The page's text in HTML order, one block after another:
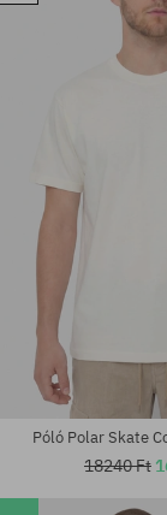
Póló Polar Skate
18240 Ft